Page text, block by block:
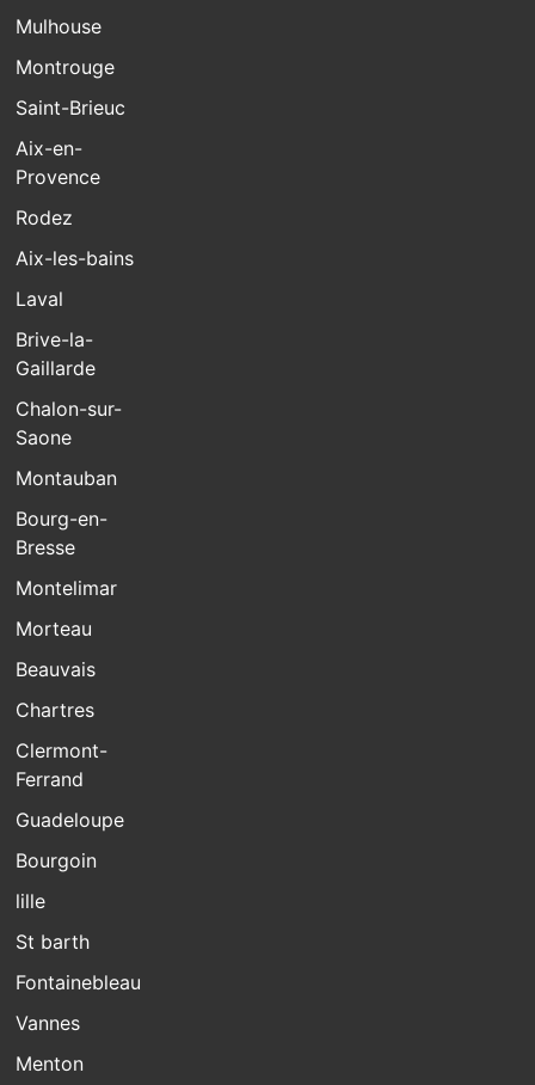
Mulhouse
Montrouge
Saint-Brieuc
Aix-en-
Provence
Rodez
Aix-les-bains
Laval
Brive-la-
Gaillarde
Chalon-sur-
Saone
Montauban
Bourg-en-
Bresse
Montelimar
Morteau
Beauvais
Chartres
Clermont-
Ferrand
Guadeloupe
Bourgoin
lille
St barth
Fontainebleau
Vannes
Menton